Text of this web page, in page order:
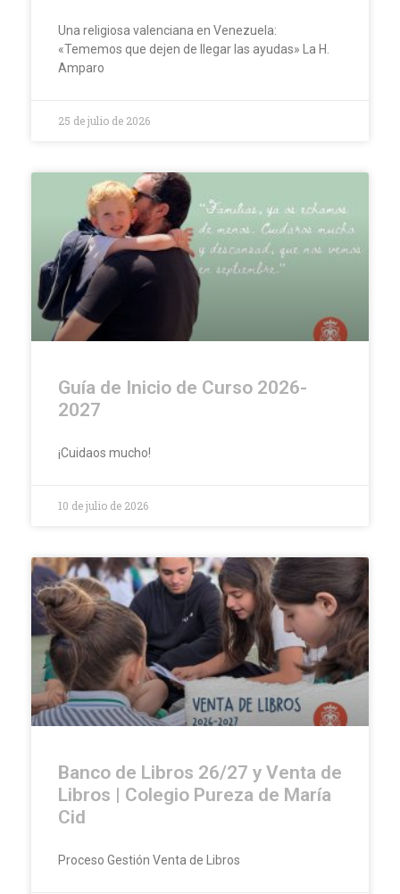
Una religiosa valenciana en Venezuela:
«Tememos que dejen de llegar las ayudas» La H.
Amparo
25 de julio de 2026
Guía de Inicio de Curso 2026-
2027
¡Cuidaos mucho!
10 de julio de 2026
Banco de Libros 26/27 y Venta de
Libros | Colegio Pureza de María
Cid
Proceso Gestión Venta de Libros